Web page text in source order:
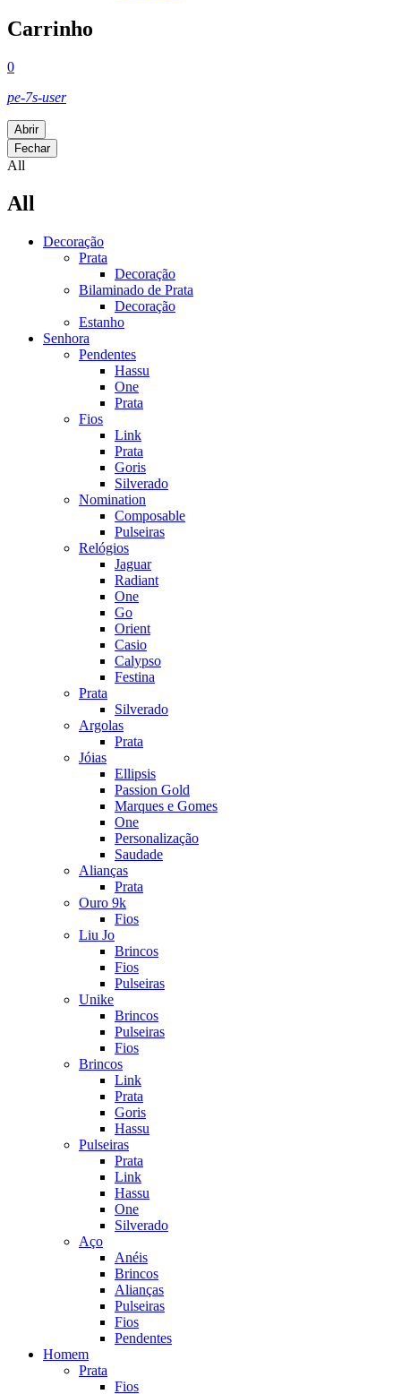
Carrinho
0
pe-7s-user
Abrir
Fechar
All
All
Decoração
Prata
Decoração
Bilaminado de Prata
Decoração
Estanho
Senhora
Pendentes
Hassu
One
Prata
Fios
Link
Prata
Goris
Silverado
Nomination
Composable
Pulseiras
Relógios
Jaguar
Radiant
One
Go
Orient
Casio
Calypso
Festina
Prata
Silverado
Argolas
Prata
Jóias
Ellipsis
Passion Gold
Marques e Gomes
One
Personalização
Saudade
Alianças
Prata
Ouro 9k
Fios
Liu Jo
Brincos
Fios
Pulseiras
Unike
Brincos
Pulseiras
Fios
Brincos
Link
Prata
Goris
Hassu
Pulseiras
Prata
Link
Hassu
One
Silverado
Aço
Anéis
Brincos
Alianças
Pulseiras
Fios
Pendentes
Homem
Prata
Fios